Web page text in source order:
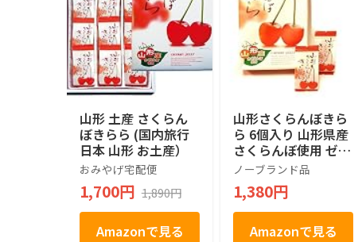
山形 土産 さくらん
ぼきらら (国内旅行
日本 山形 お土産）
おみやげ宅配便
1,700円 1,890円
Amazonで見る
山形さくらんぼきら
ら 6個入り 山形県産
さくらんぼ使用 ゼリ
ー菓子 (1箱)
ノーブランド品
1,380円
Amazonで見る